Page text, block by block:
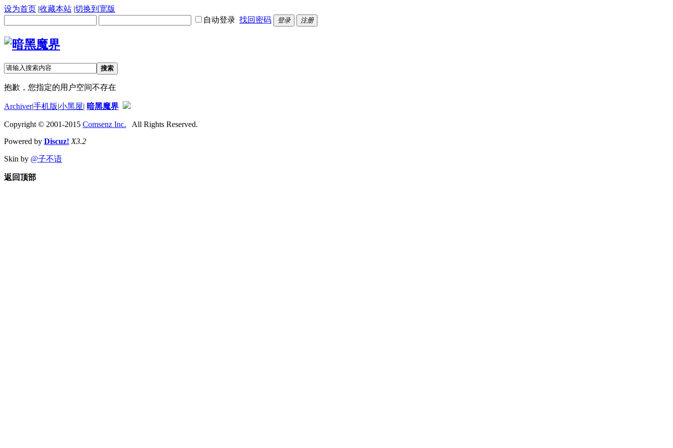
设为首页 |收藏本站 |切换到宽版
自动登录 找回密码 登录 注册
搜索
抱歉，您指定的用户空间不存在
Archiver|手机版|小黑屋| 暗黑魔界
Copyright © 2001-2015 Comsenz Inc. All Rights Reserved.
Powered by Discuz! X3.2
Skin by @子不语
返回顶部